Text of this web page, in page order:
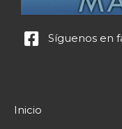
Síguenos en
Inicio